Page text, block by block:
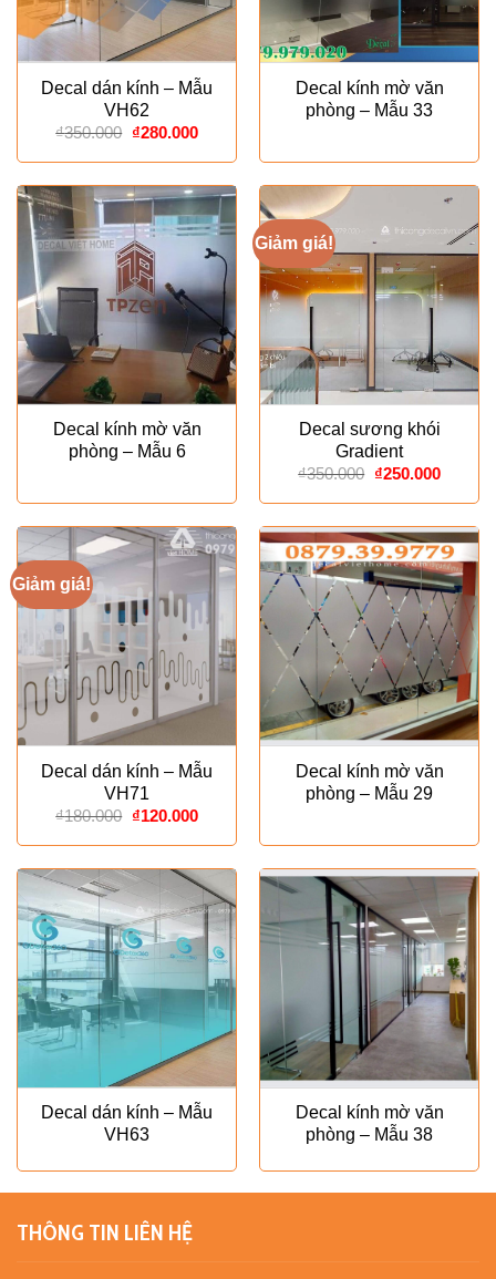
Decal dán kính – Mẫu
VH62
₫350.000 Giá
là:
₫350.000.
₫280.000Giá
tại
là:
₫280.000.
Decal kính mờ văn
phòng – Mẫu 33
Decal kính mờ văn
phòng – Mẫu 6
Giảm giá!
Decal sương khói
Gradient
₫350.000 Giá
là:
₫350.000.
₫250.000Giá
tại
là:
Giảm giá!
Decal dán kính – Mẫu
VH71
₫180.000 Giá
là:
₫180.000.
₫120.000Giá
tại
là:
₫120.000.
Decal kính mờ văn
phòng – Mẫu 29
Decal dán kính – Mẫu
VH63
Decal kính mờ văn
phòng – Mẫu 38
THÔNG TIN LIÊN HỆ